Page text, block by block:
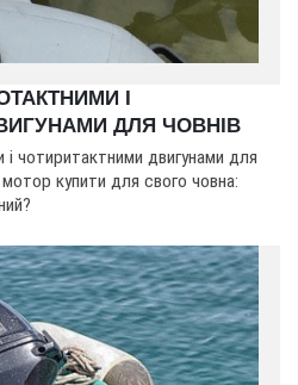
І
ДЛЯ ЧОВНІВ
і чотиритактними двигунами для
купити для свого човна: